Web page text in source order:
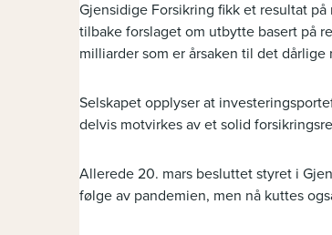
Gjensidige Forsikring fikk et resultat
tilbake forslaget om utbytte basert på
milliarder som er årsaken til det dårlige
Selskapet opplyser at
delvis motvirkes av et solid
Allerede 20. mars besluttet styret i
følge av pandemien, men nå kuttes